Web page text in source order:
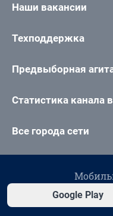
Наши вакансии
Техподдержка
Предвыборная
Статистика канала
Все города сети
Google Play